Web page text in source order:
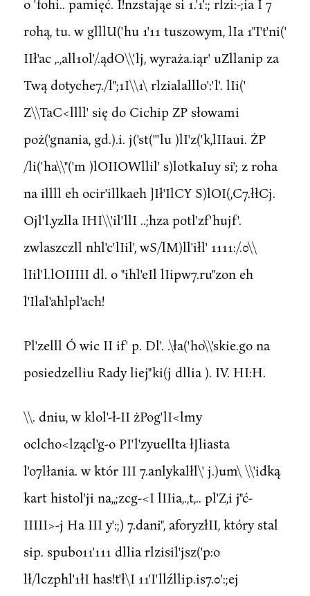
o 'fohi.. pamięć. I!nzstająe si 1.'1':; rlzi:-;ia I 7
rohą, tu. w glllU('hu 1'11 tuszowym, lIa 1"I't'ni('
IIł'ac ,.,all1ol'/.ądO\\'lj, wyraża.iąr' uZllanip za
Twą dotyche7./l";1I\\1\ rlzialalllo':'l'. lIi('
Z\\TaC<llll' się do Cichip ZP słowami
poż('gnania, gd.).i. j('st('''lu )lI'z('k,lIIaui. ŻP
/li('ha\\"('m )lOIIOWllil' s)lotkaIuy si'; z roha
na illll eh ocir'illkaeh ]Ił'IlCY S)lOI(,C7.łłCj.
Ojl'l.yzlla IHI\\'il'llI ..;hza potl'zf'hujf'.
zwlaszczll nhl'c'lIil', wS/lM)ll'iłl' 1111:/.0\\
lIil'l.lOIIIII dl. o "ihl'eIl lIipw7.ru"zon eh
l'Ilal'ahlpl'ach!
Pl'zelll Ó wic II if' p. Dl'. .\ła('ho\\'skie.go na
posiedzelliu Rady liej"ki(j dllia ). IV. HI:H.
\\. dniu, w klol'-ł-II żPog'lI<lmy
oclcho<lzącl'g-o PI'l'zyuellta łJliasta
l'o7lłania. w któr III 7.anlykalłl\' j.)um\ \\'idką
kart histol'ji na,,;zcg-<I lIIia,.,t,.. pl'Z,i j"ć-
IIIII>-j Ha III y':;) 7.dani", aforyzłII, który stal
sip. spubo11'111 dllia rlzisil'jsz('p:o
lł/lczphl'1łI has!t'ł\I 11'I'llźllip.is7.0':;ej